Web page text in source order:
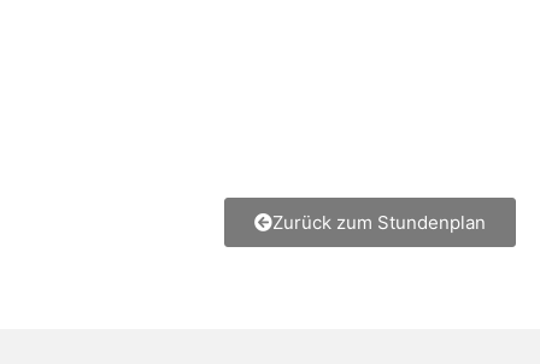
Zurück zum Stundenplan